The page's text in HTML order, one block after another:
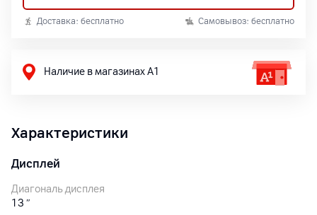
Доставка: бесплатно Самовывоз: бесплатно
Наличие в магазинах А1
Характеристики
Дисплей
Диагональ дисплея
13 ″